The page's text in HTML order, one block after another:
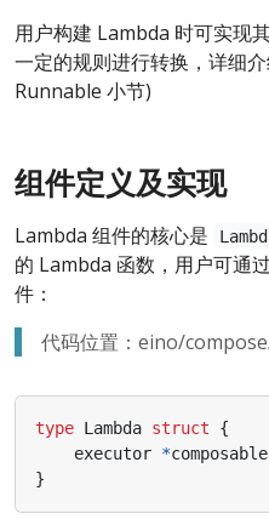
用户构建 Lambda 时可实现
一定的规则进行转换，详细
Runnable 小节)
组件定义及实现
Lambda 组件的核心是
的 Lambda 函数，用户可通
件：
代码位置：eino/
type Lambda struct
{
executor *
}